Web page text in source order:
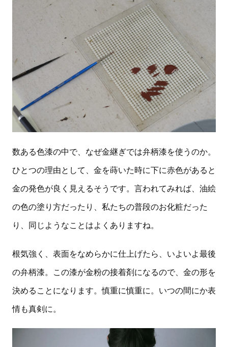
数ある色漆の中で、なぜ金継ぎでは弁柄漆を使うのか。
ひとつの理由として、金を蒔いた時に下に赤色があると
金の発色が良く見えるそうです。言われてみれば、油絵
の色の塗り方だったり、私たちの普段のお化粧だった
り、同じようなことはよくありますね。
根気強く、表面をなめらかに仕上げたら、いよいよ最後
の弁柄漆。この漆が金粉の接着剤になるので、金の形を
決めることになります。慎重に慎重に。いつの間にか表
情も真剣に。